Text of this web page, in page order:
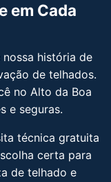
em Cada
história de
de telhados.
no Alto da Boa
e seguras.
técnica gratuita
certa para
de telhado e